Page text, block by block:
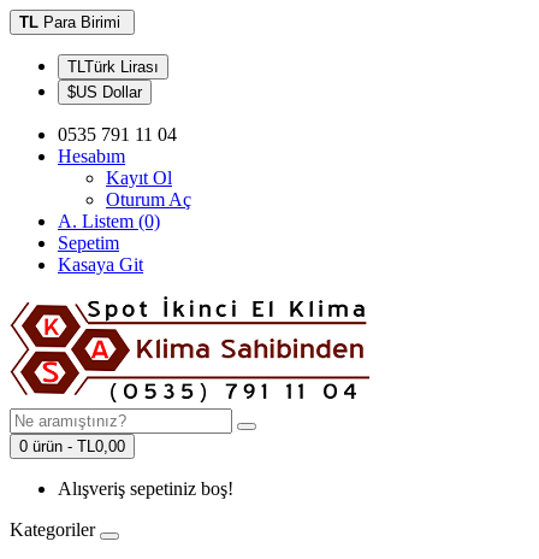
TL Para Birimi
TLTürk Lirası
$US Dollar
0535 791 11 04
Hesabım
Kayıt Ol
Oturum Aç
A. Listem (0)
Sepetim
Kasaya Git
0 ürün - TL0,00
Alışveriş sepetiniz boş!
Kategoriler